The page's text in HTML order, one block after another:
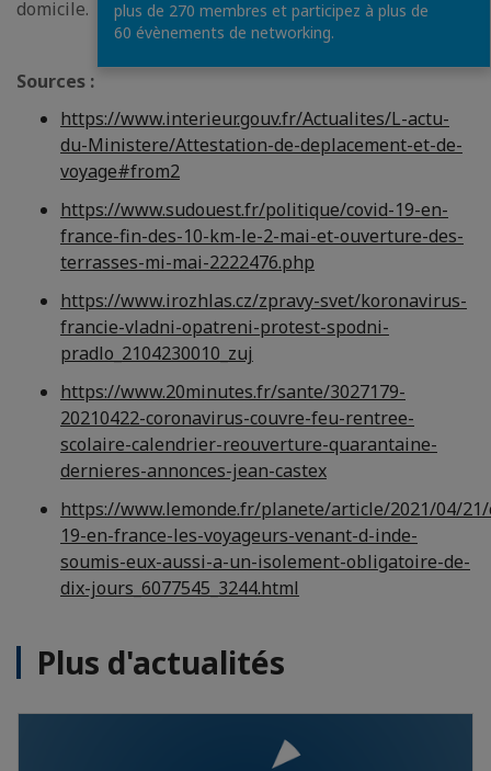
domicile.
Sources :
https://www.interieur.gouv.fr/Actualites/L-actu-
du-Ministere/Attestation-de-deplacement-et-de-
voyage#from2
https://www.sudouest.fr/politique/covid-19-en-
france-fin-des-10-km-le-2-mai-et-ouverture-des-
terrasses-mi-mai-2222476.php
https://www.irozhlas.cz/zpravy-svet/koronavirus-
francie-vladni-opatreni-protest-spodni-
pradlo_2104230010_zuj
https://www.20minutes.fr/sante/3027179-
20210422-coronavirus-couvre-feu-rentree-
scolaire-calendrier-reouverture-quarantaine-
dernieres-annonces-jean-castex
https://www.lemonde.fr/planete/article/2021/04/
19-en-france-les-voyageurs-venant-d-inde-
soumis-eux-aussi-a-un-isolement-obligatoire-de-
dix-jours_6077545_3244.html
Plus d'actualités
plus de 270 membres et participez à plus de
60 évènements de networking.